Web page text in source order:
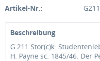
Artikel-Nr.: G211
Beschreibung
G 211 Stor(c)k:
H. Payne sc. 1845/46. Der